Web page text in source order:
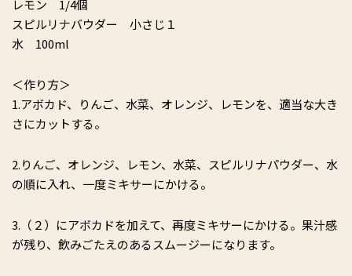
レモン 1/4個
スピルリナバウダー 小さじ１
水 100ml
＜作り方＞
1.アボカド、りんご、水菜、オレンジ、レモンを、適当な大き
さにカットする。
2.りんご、オレンジ、レモン、水菜、スピルリナパウダー、水
の順に入れ、一度ミキサーにかける。
3.（２）にアボカドを加えて、再度ミキサーにかける。果汁感
が残り、飲みごたえのあるスムージーになります。